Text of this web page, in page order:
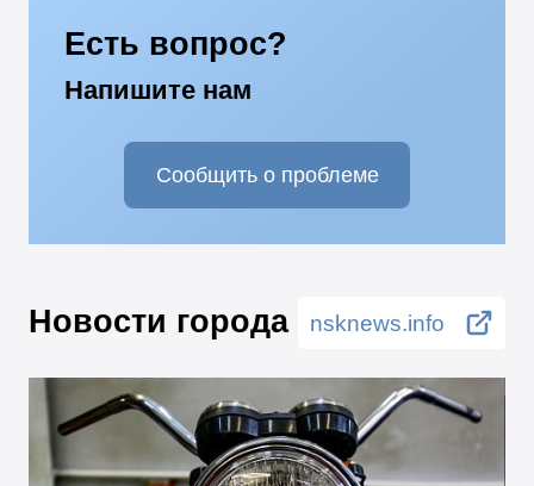
Есть вопрос?
Напишите нам
Сообщить о проблеме
Новости города nsknews.info